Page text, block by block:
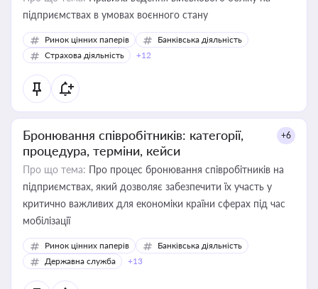
підприємствах в умовах воєнного стану
Ринок цінних паперів
Банківська діяльність
Страхова діяльність
+12
Бронювання співробітників: категорії,
процедура, терміни, кейси
+6
Про що тема: Про процес бронювання співробітників на
підприємствах, який дозволяє забезпечити їх участь у
критично важливих для економіки країни сферах під час
мобілізації
Ринок цінних паперів
Банківська діяльність
Державна служба
+13